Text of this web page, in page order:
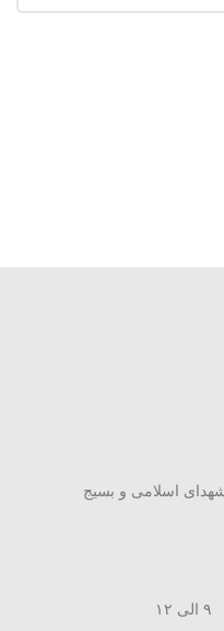
١٧ شهریور، بین شهدای اسلامی و بسیج